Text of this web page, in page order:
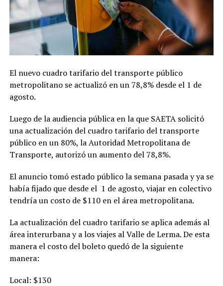
El nuevo cuadro tarifario del transporte público
metropolitano se actualizó en un 78,8% desde el 1 de
agosto.
Luego de la audiencia pública en la que SAETA solicitó
una actualización del cuadro tarifario del transporte
público en un 80%, la Autoridad Metropolitana de
Transporte, autorizó un aumento del 78,8%.
El anuncio tomó estado público la semana pasada y ya se
había fijado que desde el 1 de agosto, viajar en colectivo
tendría un costo de $110 en el área metropolitana.
La actualización del cuadro tarifario se aplica además al
área interurbana y a los viajes al Valle de Lerma. De esta
manera el costo del boleto quedó de la siguiente
manera:
Local: $130